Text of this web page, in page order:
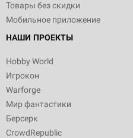
Товары без скидки
Мобильное приложение
НАШИ ПРОЕКТЫ
Hobby World
Игрокон
Warforge
Мир фантастики
Берсерк
CrowdRepublic